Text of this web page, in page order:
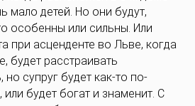
мало детей. Но они будут,
особенны или сильны. Или
при асценденте во Льве, когда
будет расстраивать
супруг будет как-то по-
будет богат и знаменит. С